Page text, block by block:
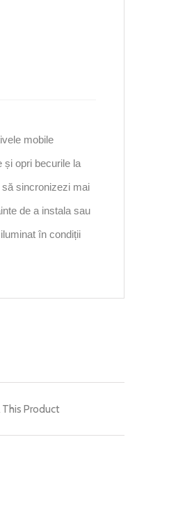
mobile
și opri becurile la
sincronizezi mai
de a instala sau
în condiții
This Product